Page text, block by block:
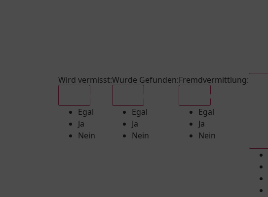
Wird vermisst:
Egal
Ja
Nein
Wurde Gefunden:
Egal
Ja
Nein
Fremdvermittlung:
Egal
Ja
Nein